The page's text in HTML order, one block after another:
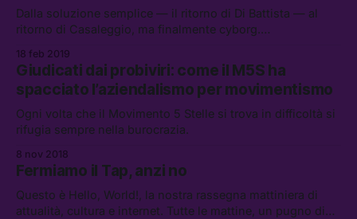
Dalla soluzione semplice — il ritorno di Di Battista — al
ritorno di Casaleggio, ma finalmente cyborg.
cercare di evitare la propria fine.
18 feb 2019
Giudicati dai probiviri: come il M5S ha
spacciato l’aziendalismo per movimentismo
Ogni volta che il Movimento 5 Stelle si trova in difficoltà si
rifugia sempre nella burocrazia.
8 nov 2018
Fermiamo il Tap, anzi no
Questo è Hello, World!, la nostra rassegna mattiniera di
attualità, cultura e internet. Tutte le mattine, un pugno di